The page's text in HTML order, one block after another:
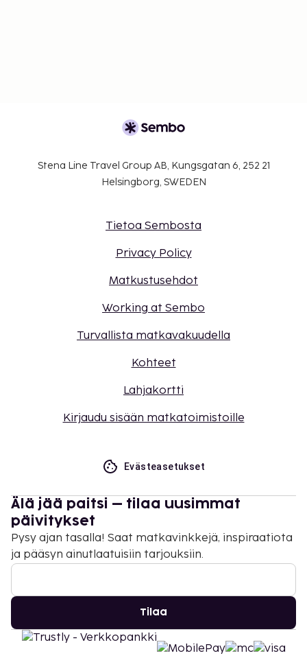
Stena Line Travel Group AB, Kungsgatan 6, 252 21
Helsingborg, SWEDEN
Tietoa Sembosta
Privacy Policy
Matkustusehdot
Working at Sembo
Turvallista matkavakuudella
Kohteet
Lahjakortti
Kirjaudu sisään matkatoimistoille
Evästeasetukset
Älä jää paitsi – tilaa uusimmat
päivitykset
Pysy ajan tasalla! Saat matkavinkkejä, inspiraatiota
ja pääsyn ainutlaatuisiin tarjouksiin.
Tilaa